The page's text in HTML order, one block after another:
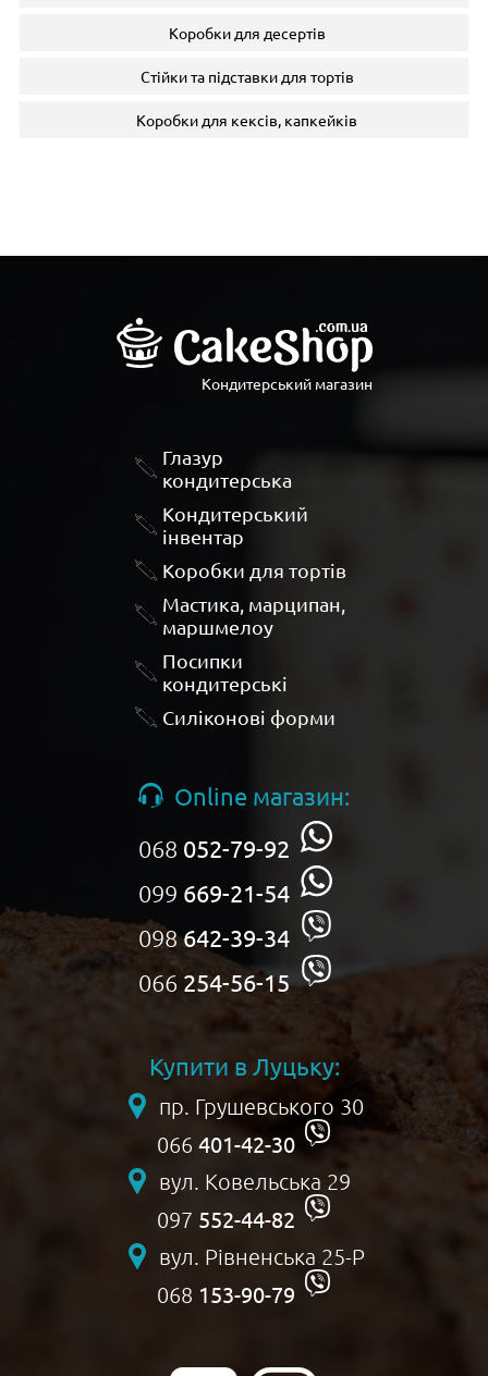
Коробки для десертів
Стійки та підставки для тортів
Коробки для кексів, капкейків
Кондитерський магазин
Глазур
кондитерська
Кондитерський
інвентар
Коробки для тортів
Мастика, марципан,
маршмелоу
Посипки
кондитерські
Силіконові форми
Online магазин:
068 052-79-92
099 669-21-54
098642-39-34
066 254-56-15
Купити в Луцьку:
пр. Грушевського 30
066 401-42-30
вул. Ковельська 29
097 552-44-82
вул. Рівненська 25-Р
068 153-90-79